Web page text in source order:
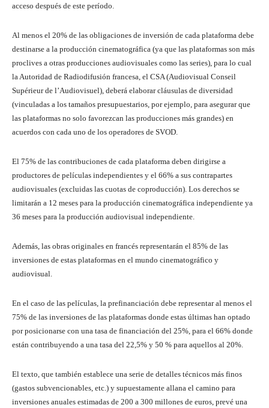
acceso después de este período.
Al menos el 20% de las obligaciones de inversión de cada plataforma debe
destinarse a la producción cinematográfica (ya que las plataformas son más
proclives a otras producciones audiovisuales como las series), para lo cual
la Autoridad de Radiodifusión francesa, el CSA (Audiovisual Conseil
Supérieur de l’Audiovisuel), deberá elaborar cláusulas de diversidad
(vinculadas a los tamaños presupuestarios, por ejemplo, para asegurar que
las plataformas no solo favorezcan las producciones más grandes) en
acuerdos con cada uno de los operadores de SVOD.
El 75% de las contribuciones de cada plataforma deben dirigirse a
productores de películas independientes y el 66% a sus contrapartes
audiovisuales (excluidas las cuotas de coproducción). Los derechos se
limitarán a 12 meses para la producción cinematográfica independiente ya
36 meses para la producción audiovisual independiente.
Además, las obras originales en francés representarán el 85% de las
inversiones de estas plataformas en el mundo cinematográfico y
audiovisual.
En el caso de las películas, la prefinanciación debe representar al menos el
75% de las inversiones de las plataformas donde estas últimas han optado
por posicionarse con una tasa de financiación del 25%, para el 66% donde
están contribuyendo a una tasa del 22,5% y 50 % para aquellos al 20%.
El texto, que también establece una serie de detalles técnicos más finos
(gastos subvencionables, etc.) y supuestamente allana el camino para
inversiones anuales estimadas de 200 a 300 millones de euros, prevé una